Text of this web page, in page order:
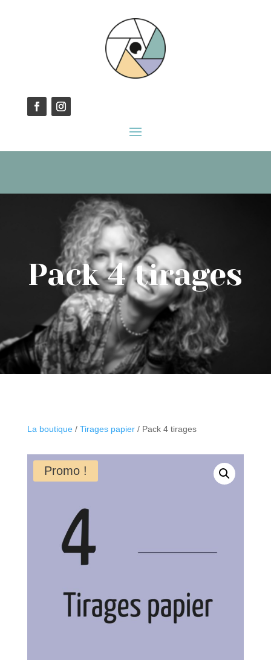
Pack 4 tirages
La boutique/ Tirages papier/ Pack 4 tirages
Promo !